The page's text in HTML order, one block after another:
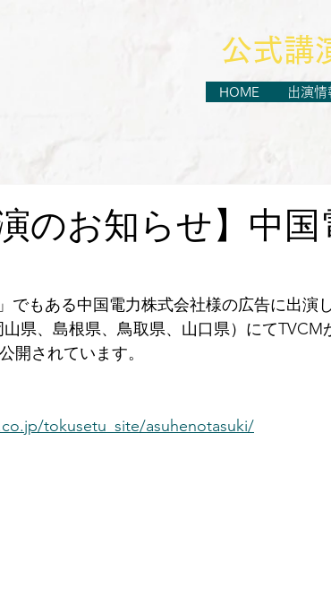
HOME 出演
公式講
のお知らせ】中国
でもある中国電力株式会社様の広告に出演
県、島根県、鳥取県、山口県）にてTVCM
開されています。
tokusetu_site/asuhenotasuki/